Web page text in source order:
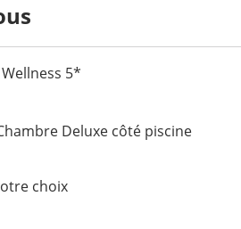
5*
Deluxe côté piscine
choix